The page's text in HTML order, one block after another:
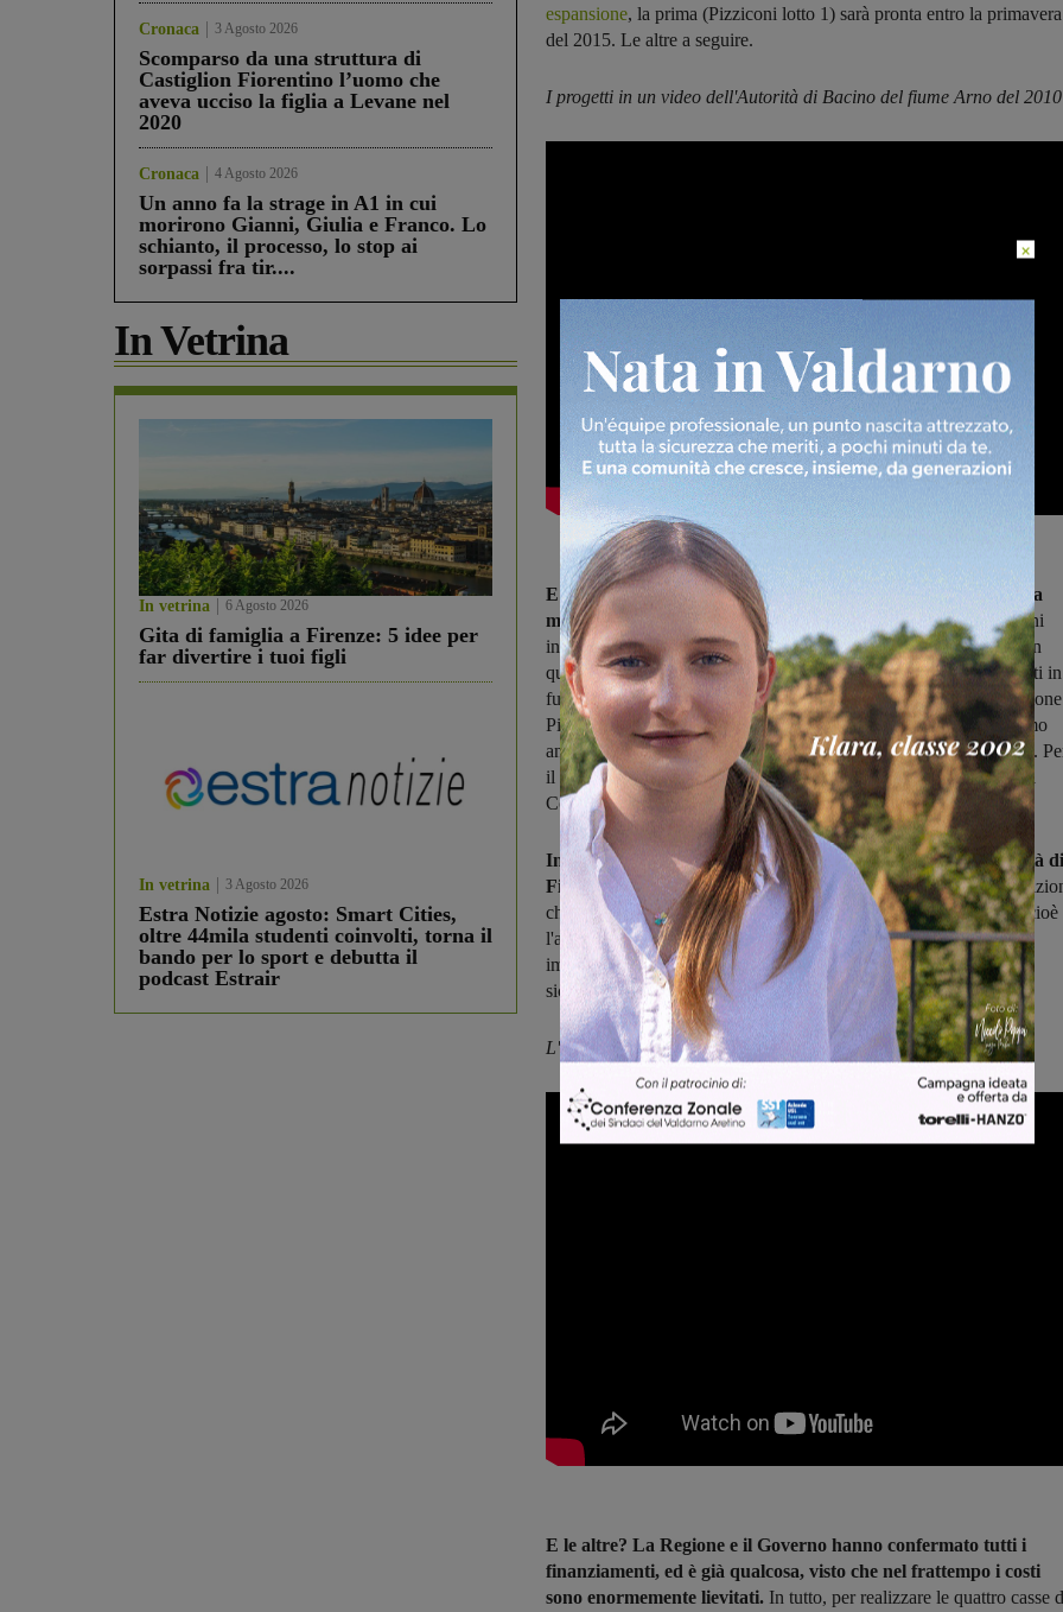
Cronaca 3 Agosto 2026
Scomparso da una struttura di
Castiglion Fiorentino l’uomo che
aveva ucciso la figlia a Levane nel
2020
Cronaca 4 Agosto 2026
Un anno fa la strage in A1 in cui
morirono Gianni, Giulia e Franco. Lo
schianto, il processo, lo stop ai
sorpassi fra tir....
In Vetrina
In vetrina 6 Agosto 2026
Gita di famiglia a Firenze: 5 idee per
far divertire i tuoi figli
In vetrina 3 Agosto 2026
Estra Notizie agosto: Smart Cities,
oltre 44mila studenti coinvolti, torna il
bando per lo sport e debutta il
podcast Estrair
espansione, la prima (Pizziconi lotto 1) sarà pronta entro la primavera
del 2015. Le altre a seguire.
I progetti in un video dell'Autorità di Bacino del fiume Arno del 2010
E invece no, non è andata così. Altri ritardi hanno pesato
sulla
messa in sicurezza di Firenze e del Valdarno.Bonifica di terreni
inquinati e altri intoppi che, in sostanza, hanno rallentato i lavori in
quell'unico lotto in cui, fino a oggi, operai e ruspe siano mai entrati in
funzione. In tutto questo una buona notizia c'è: la cassa di espansione
Pizziconi 1 sarà (finalmente) pronta in occasione del cinquantesimo
anniversario dell'alluvione di Firenze, a novembre 2016 insomma.
il taglio del nastro potrebbe essere presente anche il presidente del
Consiglio, Matteo Renzi, ma non ci sono conferme ufficiali.
Insieme alla cassa (il cui obiettivo è mettere in sicurezza la città di
Firenze, principalmente),sarà pronta anche l'opera di
che i comuni di Figline, Incisa e Reggello chiesero a suo tempo, cioè
l'arginatura del Resco nel tratto che attraversa Matassino e poi si
immette nell'Arno. Opera, questa sì, indispensabile per mettere in
sicurezza questo pezzo di Valdarno.
L'assessore di Figline Caterina Cardi fa il punto della situazione
E le altre? La Regione e il Governo hanno confermato tutti i
finanziamenti, ed è già qualcosa, visto che nel frattempo i costi
sono enormemente lievitati. In tutto, per realizzare le quattro casse
×